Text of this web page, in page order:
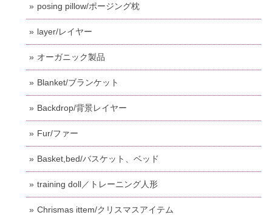
posing pillow/ポージング枕
layer/レイヤー
オーガニック製品
Blanket/ブランケット
Backdrop/背景レイヤー
Fur/ファー
Basket,bed/バスケット、ベッド
training doll／トレーニング人形
Chrismas ittem/クリスマスアイテム